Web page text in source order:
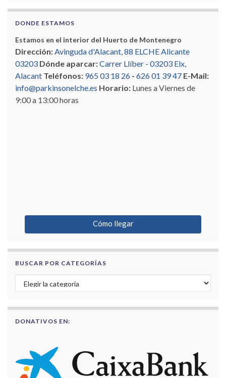
DONDE ESTAMOS
Estamos en el interior del Huerto de Montenegro
Dirección:Avinguda d'Alacant, 88 ELCHE Alicante
03203 Dónde aparcar:Carrer Llíber - 03203 Elx,
Alacant Teléfonos: 965 03 18 26 - 626 01 39 47 E-Mail:
info@parkinsonelche.es Horario: Lunes a Viernes de
9:00 a 13:00 horas
Cómo llegar
BUSCAR POR CATEGORÍAS
Buscar por categorías
DONATIVOS EN: